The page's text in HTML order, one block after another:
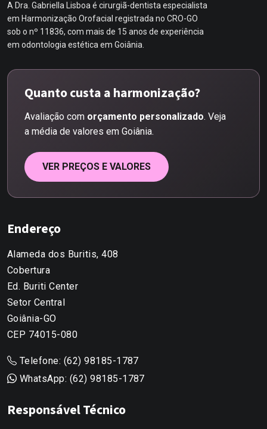
A Dra. Gabriella Lisboa é cirurgiã-dentista especialista
em Harmonização Orofacial registrada no CRO-GO
sob o nº 11836, com mais de 15 anos de experiência
em odontologia estética em Goiânia.
Quanto custa a harmonização?
Avaliação com orçamento personalizado. Veja
a média de valores em Goiânia.
VER PREÇOS E VALORES
Endereço
Alameda dos Buritis, 408
Cobertura
Ed. Buriti Center
Setor Central
Goiânia-GO
CEP 74015-080
Telefone: (62) 98185-1787
WhatsApp: (62) 98185-1787
Responsável Técnico